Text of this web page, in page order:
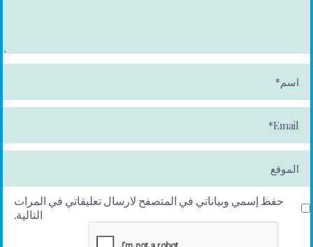
م
*
ai
l*
حفظ إسمي وبياناتي في المتصفح لارسال تعليقاتي في المرات
التالية.